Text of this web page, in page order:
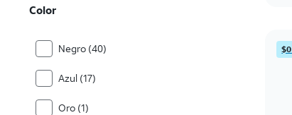
Color
Negro (40)
Azul (17)
Oro (1)